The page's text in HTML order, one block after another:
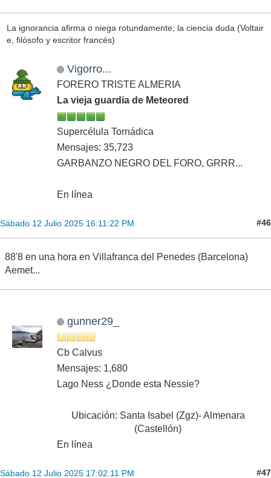
La ignorancia afirma o niega rotundamente; la ciencia duda (Voltair
e, filósofo y escritor francés)
Vigorro...
FORERO TRISTE ALMERIA
La vieja guardia de Meteored
Supercélula Tornádica
Mensajes: 35,723
GARBANZO NEGRO DEL FORO, GRRR...
En línea
Sábado 12 Julio 2025 16:11:22 PM #46
88'8 en una hora en Villafranca del Penedes (Barcelona)
Aemet...
gunner29_
Cb Calvus
Mensajes: 1,680
Lago Ness ¿Donde esta Nessie?
Ubicación: Santa Isabel (Zgz)- Almenara
(Castellón)
En línea
Sábado 12 Julio 2025 17:02:11 PM #47